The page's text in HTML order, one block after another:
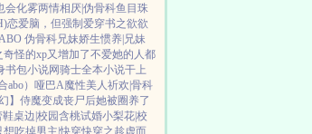
会化雾两情相厌|伪骨科鱼目珠
恋爱脑，但强制爱穿书之欲欲
伪骨科兄妹娇生惯养|兄妹
奇怪的xp又增加了不爱她的人都
书包小说网骑士全本小说干上
abo）哑巴A魔性美人祈欢|骨科
幻】侍魔变成丧尸后她被圈养了
鞋桌边|校园含桃试婚小梨花|校
想吃掉男主|快穿快穿之趁虚而